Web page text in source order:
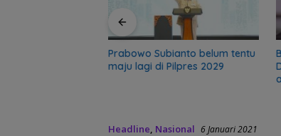
Prabowo Subianto belum tentu
maju lagi di Pilpres 2029
Headline Nasional 6 Januari 2021